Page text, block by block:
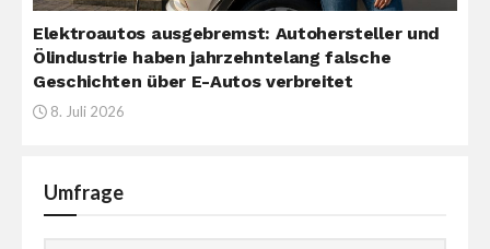
Elektroautos ausgebremst: Autohersteller und
Ölindustrie haben jahrzehntelang falsche
Geschichten über E-Autos verbreitet
8. Juli 2026
Umfrage